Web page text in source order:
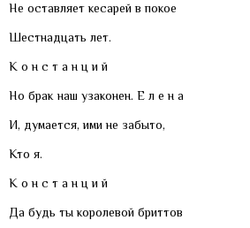
Не оставляет кесарей в покое
Шестнадцать лет.
К о н с т а н ц и й
Но брак наш узаконен. Е л е н а
И, думается, ими не забыто,
Кто я.
К о н с т а н ц и й
Да будь ты королевой бриттов